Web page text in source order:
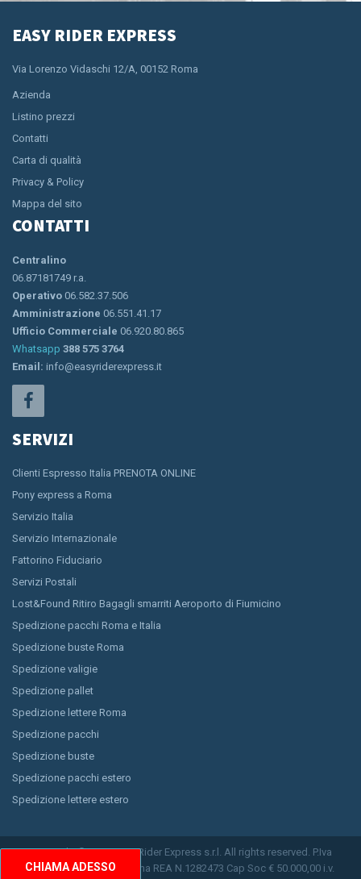
EASY RIDER EXPRESS
Via Lorenzo Vidaschi 12/A, 00152 Roma
Azienda
Listino prezzi
Contatti
Carta di qualità
Privacy & Policy
Mappa del sito
CONTATTI
Centralino
06.87181749 r.a.
Operativo 06.582.37.506
Amministrazione 06.551.41.17
Ufficio Commerciale 06.920.80.865
Whatsapp 388 575 3764
Email: info@easyriderexpress.it
SERVIZI
Clienti Espresso Italia PRENOTA ONLINE
Pony express a Roma
Servizio Italia
Servizio Internazionale
Fattorino Fiduciario
Servizi Postali
Lost&Found Ritiro Bagagli smarriti Aeroporto di Fiumicino
Spedizione pacchi Roma e Italia
Spedizione buste Roma
Spedizione valigie
Spedizione pallet
Spedizione lettere Roma
Spedizione pacchi
Spedizione buste
Spedizione pacchi estero
Spedizione lettere estero
Copyright © 2026 Easy Rider Express s.r.l. All rights reserved. P.Iva
11150791009 CCIAA Roma REA N.1282473 Cap Soc € 50.000,00 i.v.
CHIAMA ADESSO